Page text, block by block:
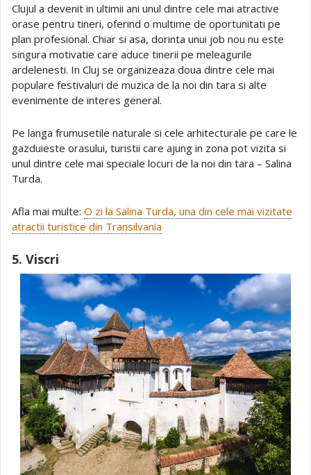
Clujul a devenit in ultimii ani unul dintre cele mai atractive
orase pentru tineri, oferind o multime de oportunitati pe
plan profesional. Chiar si asa, dorinta unui job nou nu este
singura motivatie care aduce tinerii pe meleagurile
ardelenesti. In Cluj se organizeaza doua dintre cele mai
populare festivaluri de muzica de la noi din tara si alte
evenimente de interes general.
Pe langa frumusetile naturale si cele arhitecturale pe care le
gazduieste orasului, turistii care ajung in zona pot vizita si
unul dintre cele mai speciale locuri de la noi din tara – Salina
Turda.
Afla mai multe: O zi la Salina Turda, una din cele mai vizitate
atractii turistice din Transilvania
5. Viscri